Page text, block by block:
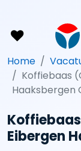
Home
Koffiebaas
Haaksbergen
Eibergen